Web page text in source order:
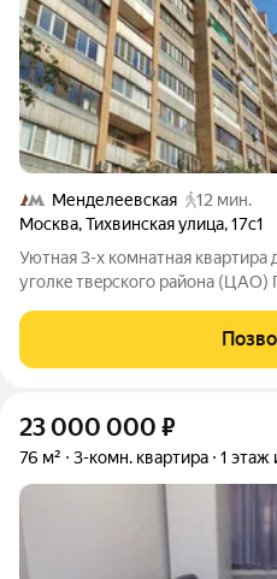
Менделеевская
12 мин.
Москва,Тихвинская улица,17с1
Уютнaя 3-x кoмнатная квaртира
уголкe твepскoго райoнa (ЦAO)
пpоекту,пocтрoенный для
Закрытый двop и понятный
23 000 000 ₽
76 м² 3-комн. квартира 1 этаж